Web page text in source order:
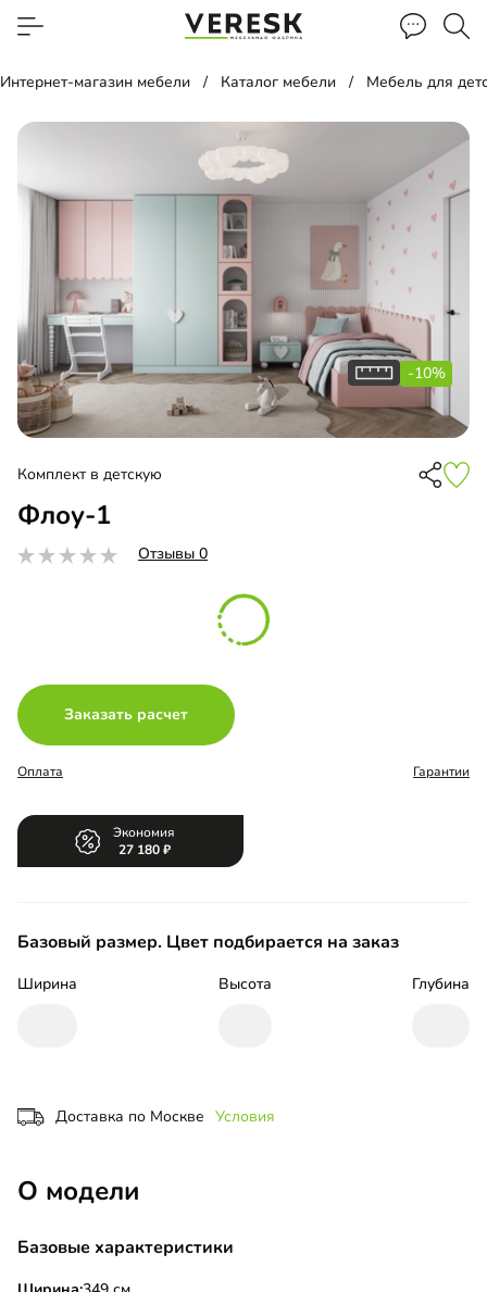
Интернет-магазин мебели Каталог мебели Мебель для
-10%
Комплект в детскую
Флоу-1
Отзывы 0
Заказать расчет
Оплата Гарантии
Экономия
27 180
Базовый размер. Цвет подбирается на заказ
Ширина Высота Глубина
Доставка по Москве Условия
О модели
Базовые характеристики